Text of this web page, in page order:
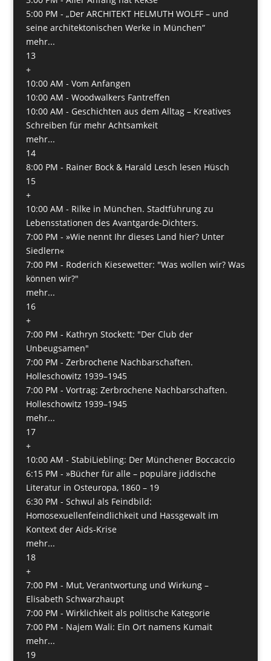
5:00 PM - „Der ARCHITEKT HELMUTH WOLFF – und
seine architektonischen Werke in München“
mehr...
13
+
10:00 AM - Vom Anfangen
10:00 AM - Woodwalkers Fantreffen
10:00 AM - Geschichten aus dem Alltag – Kreatives
Schreiben für mehr Achtsamkeit
mehr...
14
8:00 PM - Rainer Bock & Harald Lesch lesen Hüsch
15
+
10:00 AM - Rilke in München. Stadtführung zu
Lebensstationen des Avantgarde-Dichters.
7:00 PM - »Wie nennt Ihr dieses Land hier? Unter
Siedlern«
7:00 PM - Roderich Kiesewetter: "Was wollen wir? Was
können wir?"
mehr...
16
+
7:00 PM - Kathryn Stockett: "Der Club der
Unbeugsamen"
7:00 PM - Zerbrochene Nachbarschaften.
Holleschowitz 1939–1945
7:00 PM - Vortrag: Zerbrochene Nachbarschaften.
Holleschowitz 1939–1945
mehr...
17
+
10:00 AM - StabiLiebling: Der Münchener Boccaccio
6:15 PM - »Bücher für alle – populäre jiddische
Literatur in Osteuropa, 1860 – 19
6:30 PM - Schwul als Feindbild:
Homosexuellenfeindlichkeit und Hassgewalt im
Kontext der Aids-Krise
mehr...
18
+
7:00 PM - Mut, Verantwortung und Wirkung –
Elisabeth Schwarzhaupt
7:00 PM - Wirklichkeit als politische Kategorie
7:00 PM - Najem Wali: Ein Ort namens Kumait
mehr...
19